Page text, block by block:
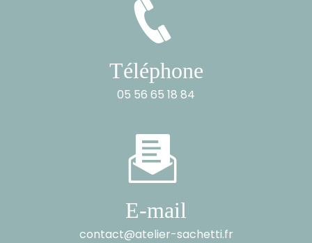
Téléphone
05 56 65 18 84
E-mail
contact@atelier-sachetti.fr